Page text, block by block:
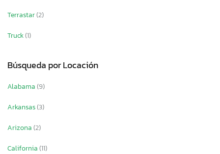
Terrastar(2)
Truck(1)
Búsqueda por Locación
Alabama(9)
Arkansas(3)
Arizona(2)
California(11)